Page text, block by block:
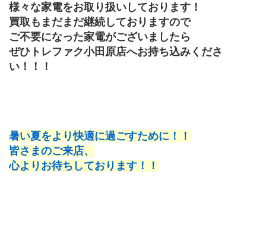
様々な家電をお取り扱いしております！
買取もまだまだ継続しておりますので
ご不要になった家電がございましたら
ぜひトレファク小田原店へお持ち込みくださ
い！！！
暑い夏をより快適に過ごすために！！
皆さまのご来店、
心よりお待ちしております！！